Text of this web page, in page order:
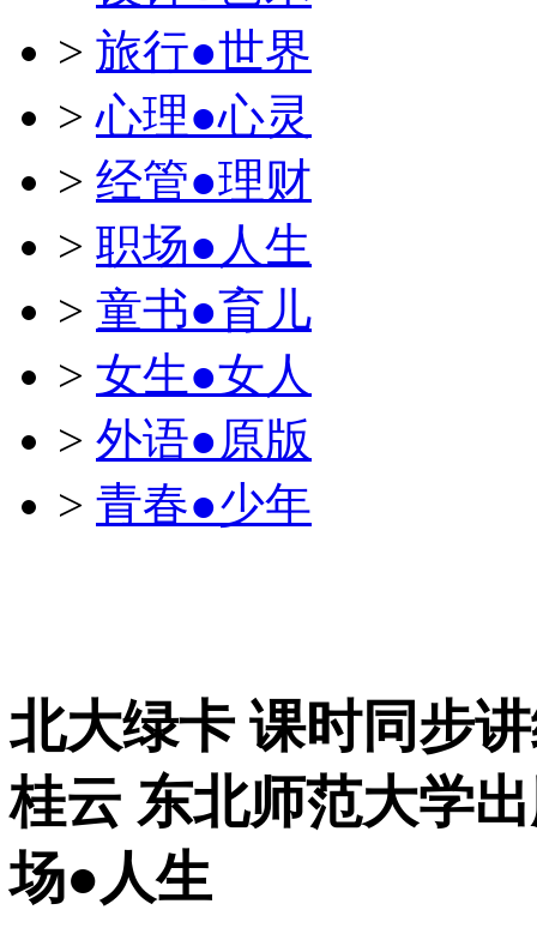
> 旅行●世界
>心理●心灵
> 经管●理财
> 职场●人生
> 童书●育儿
> 女生●女人
> 外语●原版
> 青春●少年
北大绿卡 课时同步
桂云 东北师范大学
场●人生